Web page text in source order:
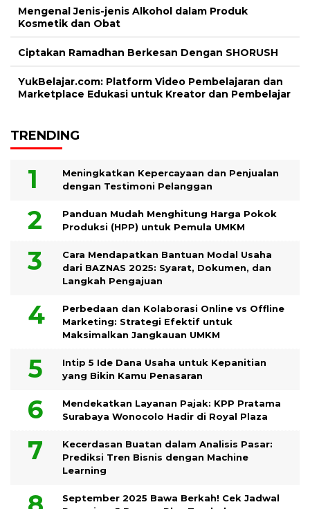
Mengenal Jenis-jenis Alkohol dalam Produk
Kosmetik dan Obat
Ciptakan Ramadhan Berkesan Dengan SHORUSH
YukBelajar.com: Platform Video Pembelajaran dan
Marketplace Edukasi untuk Kreator dan Pembelajar
TRENDING
Meningkatkan Kepercayaan dan Penjualan
dengan Testimoni Pelanggan
Panduan Mudah Menghitung Harga Pokok
Produksi (HPP) untuk Pemula UMKM
Cara Mendapatkan Bantuan Modal Usaha
dari BAZNAS 2025: Syarat, Dokumen, dan
Langkah Pengajuan
Perbedaan dan Kolaborasi Online vs Offline
Marketing: Strategi Efektif untuk
Maksimalkan Jangkauan UMKM
Intip 5 Ide Dana Usaha untuk Kepanitian
yang Bikin Kamu Penasaran
Mendekatkan Layanan Pajak: KPP Pratama
Surabaya Wonocolo Hadir di Royal Plaza
Kecerdasan Buatan dalam Analisis Pasar:
Prediksi Tren Bisnis dengan Machine
Learning
September 2025 Bawa Berkah! Cek Jadwal